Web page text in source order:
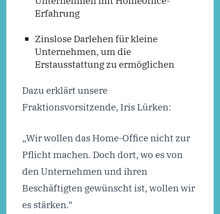
Erfahrung
Zinslose Darlehen für kleine
Unternehmen, um die
Erstausstattung zu ermöglichen
Dazu erklärt unsere
Fraktionsvorsitzende, Iris Lürken:
„Wir wollen das Home-Office nicht zur
Pflicht machen. Doch dort, wo es von
den Unternehmen und ihren
Beschäftigten gewünscht ist, wollen wir
es stärken.“